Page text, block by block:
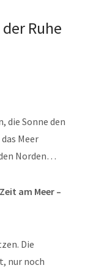
Ruhe
die Sonne den
Meer
Norden…
Meer –
Die
nur noch